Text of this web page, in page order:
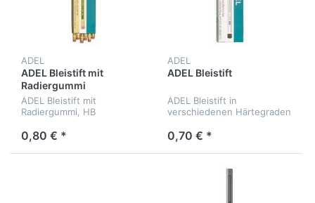
ADEL
ADEL Bleistift mit
Radiergummi
ADEL Bleistift mit
Radiergummi, HB
0,80 € *
ADEL
ADEL Bleistift
ADEL Bleistift in
verschiedenen Härtegraden
0,70 € *